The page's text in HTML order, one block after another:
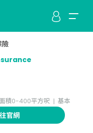
險
積0-400平方呎 基本
官網